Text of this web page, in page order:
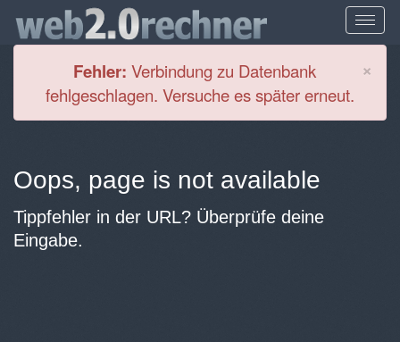
×
Fehler: Verbindung zu Datenbank
fehlgeschlagen. Versuche es später erneut.
Oops, page is not available
Tippfehler in der URL? Überprüfe deine
Eingabe.